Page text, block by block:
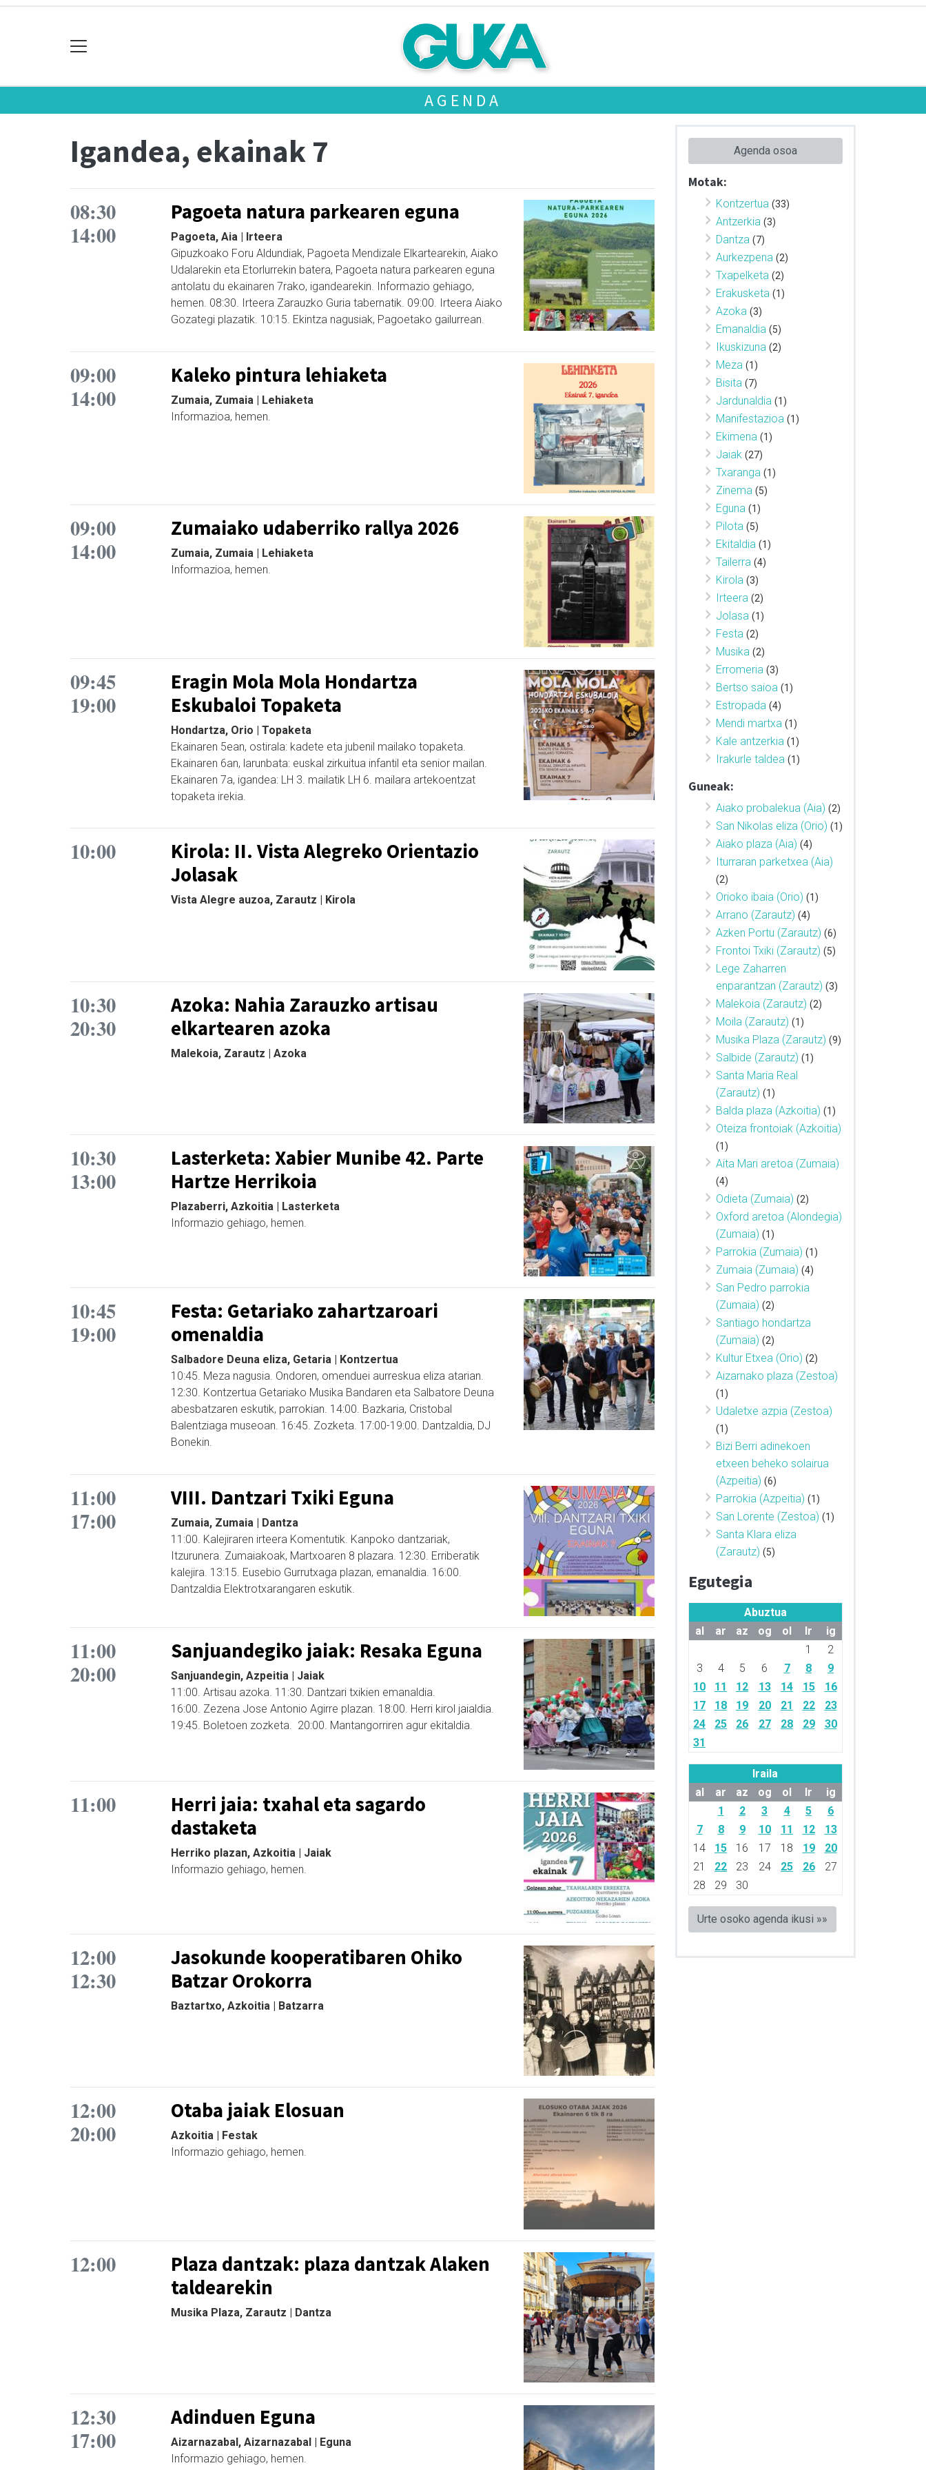
AGENDA
Igandea, ekainak 7
08:30
14:00
Pagoeta natura parkearen eguna
Pagoeta, Aia | Irteera
Gipuzkoako Foru Aldundiak, Pagoeta Mendizale Elkartearekin, Aiako
Udalarekin eta Etorlurrekin batera, Pagoeta natura parkearen eguna
antolatu du ekainaren 7rako, igandearekin. Informazio gehiago,
hemen. 08:30. Irteera Zarauzko Guria tabernatik. 09:00. Irteera Aiako
Gozategi plazatik. 10:15. Ekintza nagusiak, Pagoetako gailurrean.
09:00
14:00
Kaleko pintura lehiaketa
Zumaia, Zumaia | Lehiaketa
Informazioa, hemen.
09:00
14:00
Zumaiako udaberriko rallya 2026
Zumaia, Zumaia | Lehiaketa
Informazioa, hemen.
09:45
19:00
Eragin Mola Mola Hondartza
Eskubaloi Topaketa
Hondartza, Orio | Topaketa
Ekainaren 5ean, ostirala: kadete eta jubenil mailako topaketa.
Ekainaren 6an, larunbata: euskal zirkuitua infantil eta senior mailan.
Ekainaren 7a, igandea: LH 3. mailatik LH 6. mailara artekoentzat
topaketa irekia.
10:00
Kirola: II. Vista Alegreko Orientazio
Jolasak
Vista Alegre auzoa, Zarautz | Kirola
10:30
20:30
Azoka: Nahia Zarauzko artisau
elkartearen azoka
Malekoia, Zarautz | Azoka
10:30
13:00
Lasterketa: Xabier Munibe 42. Parte
Hartze Herrikoia
Plazaberri, Azkoitia | Lasterketa
Informazio gehiago, hemen.
10:45
19:00
Festa: Getariako zahartzaroari
omenaldia
Salbadore Deuna eliza, Getaria | Kontzertua
10:45. Meza nagusia. Ondoren, omenduei aurreskua eliza atarian.
12:30. Kontzertua Getariako Musika Bandaren eta Salbatore Deuna
abesbatzaren eskutik, parrokian. 14:00. Bazkaria, Cristobal
Balentziaga museoan. 16:45. Zozketa. 17:00-19:00. Dantzaldia, DJ
Bonekin.
11:00
17:00
VIII. Dantzari Txiki Eguna
Zumaia, Zumaia | Dantza
11:00. Kalejiraren irteera Komentutik. Kanpoko dantzariak,
Itzurunera. Zumaiakoak, Martxoaren 8 plazara. 12:30. Erriberatik
kalejira. 13:15. Eusebio Gurrutxaga plazan, emanaldia. 16:00.
Dantzaldia Elektrotxarangaren eskutik.
11:00
20:00
Sanjuandegiko jaiak: Resaka Eguna
Sanjuandegin, Azpeitia | Jaiak
11:00. Artisau azoka. 11:30. Dantzari txikien emanaldia.
16:00. Zezena Jose Antonio Agirre plazan. 18:00. Herri kirol jaialdia.
19:45. Boletoen zozketa. 20:00. Mantangorriren agur ekitaldia.
11:00
Herri jaia: txahal eta sagardo
dastaketa
Herriko plazan, Azkoitia | Jaiak
Informazio gehiago, hemen.
12:00
12:30
Jasokunde kooperatibaren Ohiko
Batzar Orokorra
Baztartxo, Azkoitia | Batzarra
12:00
20:00
Otaba jaiak Elosuan
Azkoitia | Festak
Informazio gehiago, hemen.
12:00
Plaza dantzak: plaza dantzak Alaken
taldearekin
Musika Plaza, Zarautz | Dantza
12:30
17:00
Adinduen Eguna
Aizarnazabal, Aizarnazabal | Eguna
Informazio gehiago, hemen.
Agenda osoa
Motak:
Kontzertua (33)
Antzerkia (3)
Dantza (7)
Aurkezpena (2)
Txapelketa (2)
Erakusketa (1)
Azoka (3)
Emanaldia (5)
Ikuskizuna (2)
Meza (1)
Bisita (7)
Jardunaldia (1)
Manifestazioa (1)
Ekimena (1)
Jaiak (27)
Txaranga (1)
Zinema (5)
Eguna (1)
Pilota (5)
Ekitaldia (1)
Tailerra (4)
Kirola (3)
Irteera (2)
Jolasa (1)
Festa (2)
Musika (2)
Erromeria (3)
Bertso saioa (1)
Estropada (4)
Mendi martxa (1)
Kale antzerkia (1)
Irakurle taldea (1)
Guneak:
Aiako probalekua (Aia) (2)
San Nikolas eliza (Orio) (1)
Aiako plaza (Aia) (4)
Iturraran parketxea (Aia)
(2)
Orioko ibaia (Orio) (1)
Arrano (Zarautz) (4)
Azken Portu (Zarautz) (6)
Frontoi Txiki (Zarautz) (5)
Lege Zaharren
enparantzan (Zarautz) (3)
Malekoia (Zarautz) (2)
Moila (Zarautz) (1)
Musika Plaza (Zarautz) (9)
Salbide (Zarautz) (1)
Santa Maria Real
(Zarautz) (1)
Balda plaza (Azkoitia) (1)
Oteiza frontoiak (Azkoitia)
(1)
Aita Mari aretoa (Zumaia)
(4)
Odieta (Zumaia) (2)
Oxford aretoa (Alondegia)
(Zumaia) (1)
Parrokia (Zumaia) (1)
Zumaia (Zumaia) (4)
San Pedro parrokia
(Zumaia) (2)
Santiago hondartza
(Zumaia) (2)
Kultur Etxea (Orio) (2)
Aizarnako plaza (Zestoa)
(1)
Udaletxe azpia (Zestoa)
(1)
Bizi Berri adinekoen
etxeen beheko solairua
(Azpeitia) (6)
Parrokia (Azpeitia) (1)
San Lorente (Zestoa) (1)
Santa Klara eliza
(Zarautz) (5)
Egutegia
Abuztua
al
ar az og ol lr
ig
1
2
3
4 5 6 7 8
9
10
11 12 13 14 15
16
17
18 19 20 21 22
23
24
25 26 27 28 29
30
31
Iraila
al
ar az og ol lr
ig
1
2 3 4 5
6
7
8 9 10 11 12
13
14
15 16 17 18 19
20
21
22 23 24 25 26
27
28
29 30
Urte osoko agenda ikusi »»